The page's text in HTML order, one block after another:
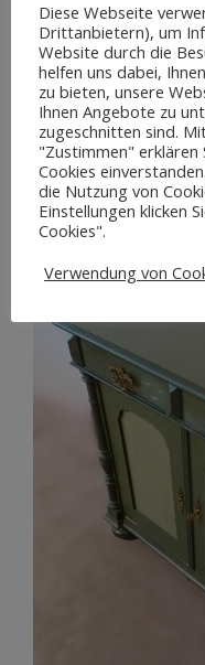
Diese Webseite
Drittanbietern), um
Website durch die
helfen uns dabei,
zu bieten, unsere
Ihnen Angebote zu
zugeschnitten sind.
"Zustimmen" erklären
Cookies
die Nutzung von
Einstellungen klicken
Cookies".
Verwendung von